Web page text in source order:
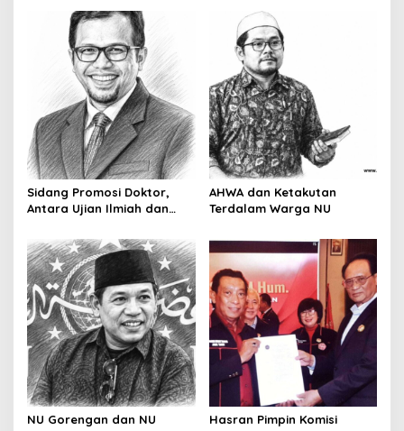
i
o
n
Sidang Promosi Doktor,
Antara Ujian Ilmiah dan
AHWA dan Ketakutan
Terdalam Warga NU
NU Gorengan dan NU
Hasran Pimpin Komisi